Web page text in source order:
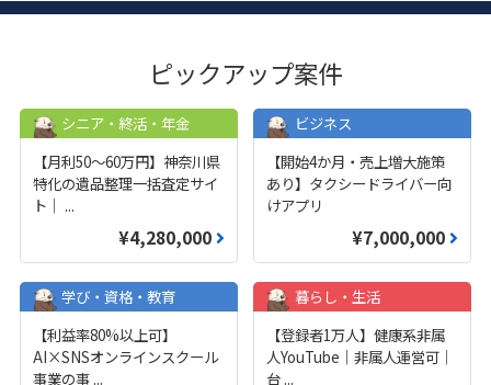
ピックアップ案件
シニア・終活・年金
【月利50〜60万円】神奈川県
特化の遺品整理一括査定サイ
ト｜ ...
¥4,280,000
ビジネス
【開始4か月・売上増大施策
あり】タクシードライバー向
けアプリ
¥7,000,000
学び・資格・教育
【利益率80%以上可】
AI×SNSオンラインスクール
事業の事 ...
暮らし・生活
【登録者1万人】健康系非属
人YouTube｜非属人運営可｜
台 ...